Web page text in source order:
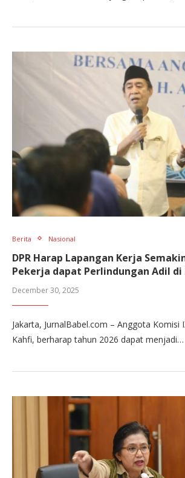
Berita Nasional
DPR Harap Lapangan Kerja
Pekerja dapat Perlindungan Adil di
December 30, 2025
Jakarta, JurnalBabel.com – Anggota Komisi
Kahfi, berharap tahun 2026 dapat menjadi…